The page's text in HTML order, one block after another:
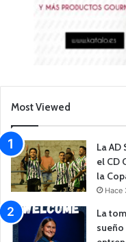
Most Viewed
La
el CD
la
Hace
La